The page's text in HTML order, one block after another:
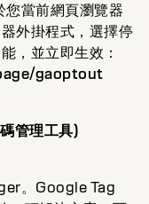
當前網頁瀏覽器
外掛程式，選擇停
，並立即生效：
gaoptout
管理工具)
。Google Tag